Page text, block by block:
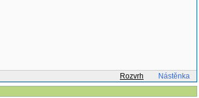
Rozvrh
Nástěnka